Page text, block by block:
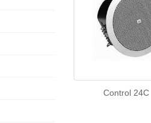
Control 24C